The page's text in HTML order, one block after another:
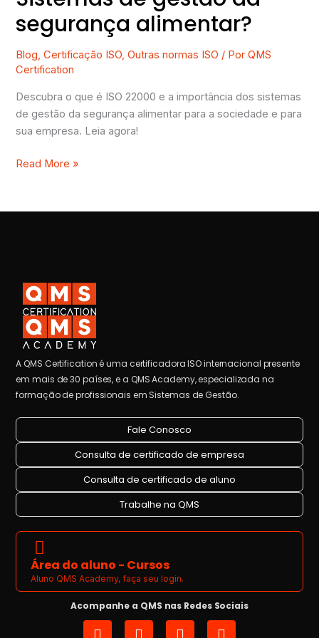
segurança alimentar?
Blog,Certificação ISO,Outras normas ISO / PorQMS
Certification
Descubra o que é ISO 22000 e a importância dos sistemas
de gestão da segurança alimentar para a sociedade e para
sua empresa. Leia agora!
Read More »
A QMS Certification é uma certificadora ISO internacional presente
em mais de 30 países, e a QMS Academy, especializada na
formação de profissionais em Sistemas de Gestão.
Fale Conosco
Consulta de certificado de empresa
Consulta de certificado de aluno
Trabalhe na QMS
Área do aluno - Cursos
Aluno QMS Academy, faça seu login.
Acompanhe a QMS nas Redes Sociais
I
L
Y
F